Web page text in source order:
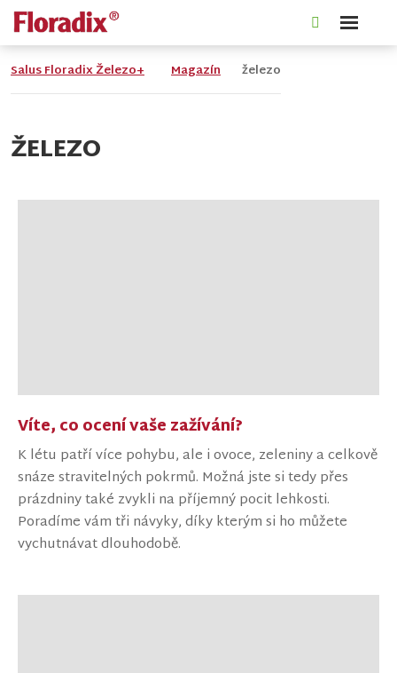
menu
Salus Floradix Železo+ Magazín železo
ŽELEZO
Víte, co ocení vaše zažívání?
K létu patří více pohybu, ale i ovoce, zeleniny a celkově
snáze stravitelných pokrmů. Možná jste si tedy přes
prázdniny také zvykli na příjemný pocit lehkosti.
Poradíme vám tři návyky, díky kterým si ho můžete
vychutnávat dlouhodobě.